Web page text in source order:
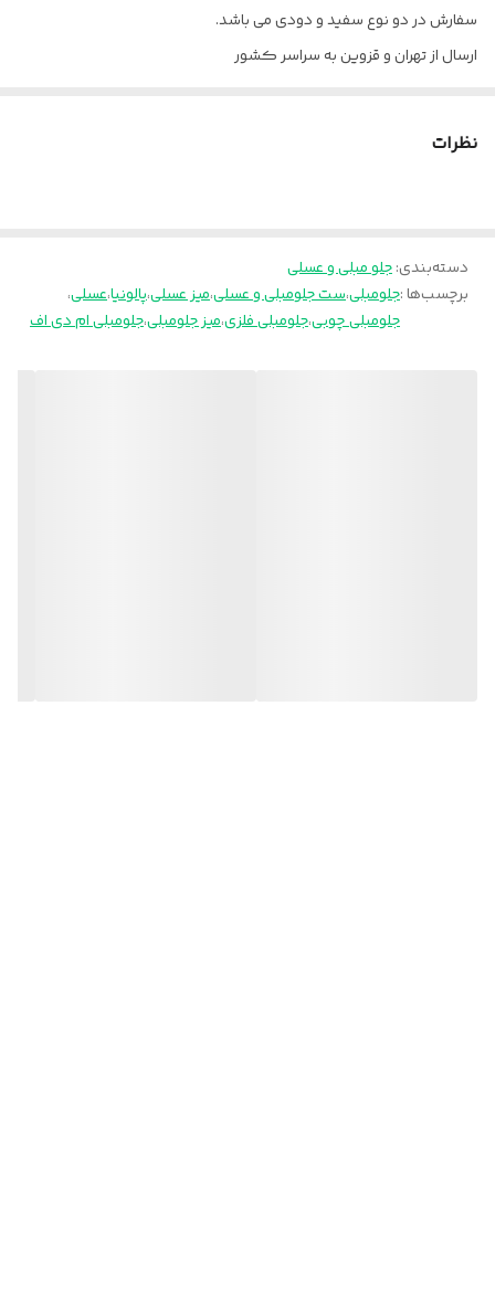
سفارش در دو نوع سفید و دودی می باشد.
ارسال از تهران و قزوین به سراسر کشور
نظرات
دسته‌بندی:جلو مبلی و عسلی
برچسب‌ها :جلومبلی،ست جلومبلی و عسلی،میز عسلی،پالونیا،عسلی،
جلومبلی چوبی،جلومبلی فلزی،میز جلومبلی،جلومبلی ام دی اف